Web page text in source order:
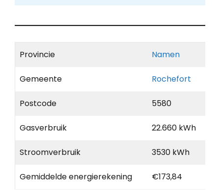
Provincie Namen
Gemeente Rochefort
Postcode 5580
Gasverbruik 22.660 kWh
Stroomverbruik 3530 kWh
Gemiddelde energierekening €173,84